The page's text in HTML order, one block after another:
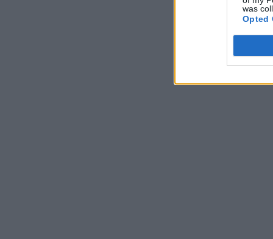
was
Opted